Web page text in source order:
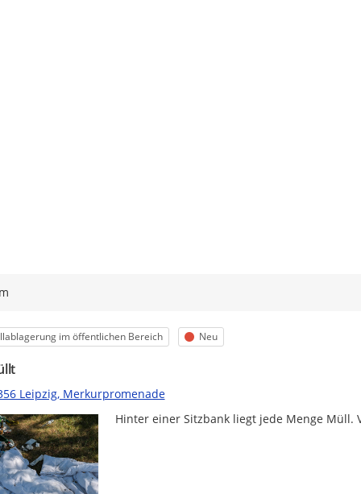
im öffentlichen Bereich Status
Neu
Leipzig, Merkurpromenade
Hinter einer Sitzbank liegt jede Menge Müll.